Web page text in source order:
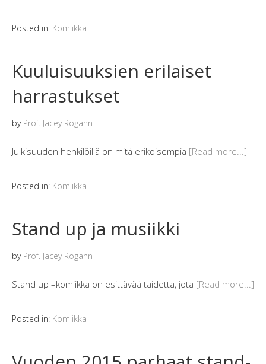
Posted in: Komiikka
Kuuluisuuksien erilaiset
harrastukset
by Prof. Jacey Rogahn
Julkisuuden henkilöillä on mitä erikoisempia [Read more...]
Posted in: Komiikka
Stand up ja musiikki
by Prof. Jacey Rogahn
Stand up –komiikka on esittävää taidetta, jota [Read more...]
Posted in: Komiikka